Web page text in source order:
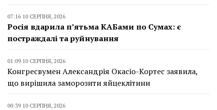
07:16 10 СЕРПНЯ, 2026
Росія вдарила п’ятьма КАБами по Сумах: є
постраждалі та руйнування
01:09 10 СЕРПНЯ, 2026
Конгресвумен Александрія Окасіо-Кортес заявила,
що вирішила заморозити яйцеклітини
00:39 10 СЕРПНЯ, 2026